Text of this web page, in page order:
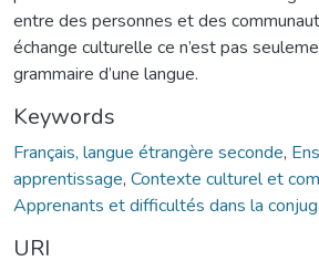
entre des personnes et des
échange culturelle ce n’est pas
grammaire d’une langue.
Keywords
Français, langue étrangère seconde,
apprentissage, Contexte culturel et
Apprenants et difficultés dans la
URI